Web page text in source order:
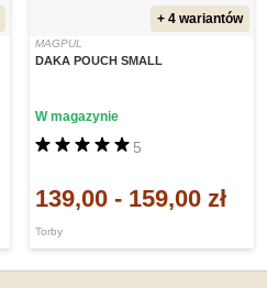
+ 4 wariantów
MAGPUL
DAKA POUCH SMALL
Torby
5
W magazynie
139,00 - 159,00 zł